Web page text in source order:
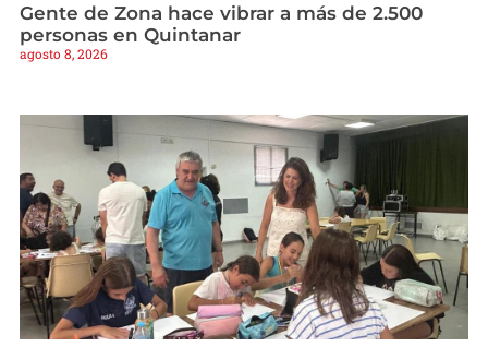
Gente de Zona hace vibrar a más de 2.500
personas en Quintanar
agosto 8, 2026